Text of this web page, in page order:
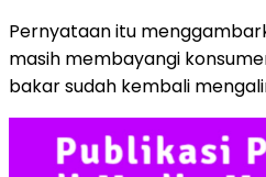
Pernyataan itu
masih membayangi
bakar sudah kembali